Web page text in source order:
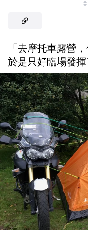
©
「去摩托車露營
於是只好臨場發揮